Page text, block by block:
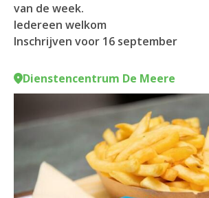
van de week.
Iedereen welkom
Inschrijven voor 16 september
Dienstencentrum De Meere